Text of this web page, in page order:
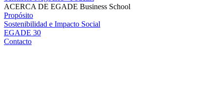
ACERCA DE EGADE Business School
Propósito
Sostenibilidad e Impacto Social
EGADE 30
Contacto